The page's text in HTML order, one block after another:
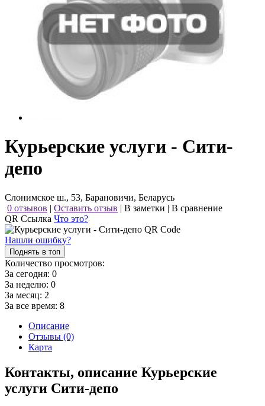
Курьерские услуги - Сити-
депо
Слонимское ш., 53, Барановичи, Беларусь
0 отзывов | Оставить отзыв | В заметки | В сравнение
QR Ссылка Что это?
Нашли ошибку?
Поднять в топ
Количество просмотров:
За сегодня: 0
За неделю: 0
За месяц: 2
За все время: 8
Описание
Отзывы (0)
Карта
Контакты, описание Курьерские
услуги Сити-депо